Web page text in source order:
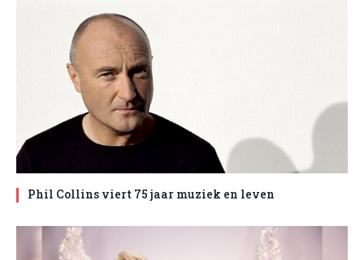
Phil Collins viert 75 jaar muziek en leven